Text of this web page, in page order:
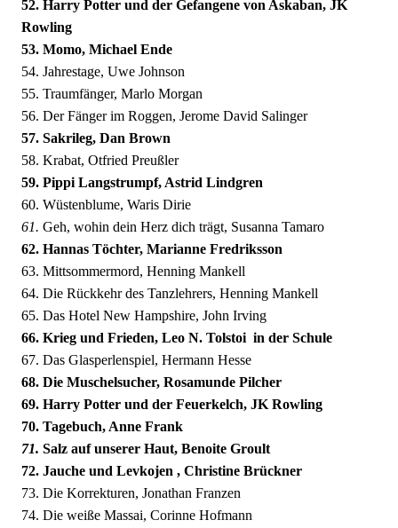
52. Harry Potter und der Gefangene von Askaban, JK
Rowling
53. Momo, Michael Ende
54. Jahrestage, Uwe Johnson
55. Traumfänger, Marlo Morgan
56. Der Fänger im Roggen, Jerome David Salinger
57. Sakrileg, Dan Brown
58. Krabat, Otfried Preußler
59. Pippi Langstrumpf, Astrid Lindgren
60. Wüstenblume, Waris Dirie
61. Geh, wohin dein Herz dich trägt, Susanna Tamaro
62. Hannas Töchter, Marianne Fredriksson
63. Mittsommermord, Henning Mankell
64. Die Rückkehr des Tanzlehrers, Henning Mankell
65. Das Hotel New Hampshire, John Irving
66. Krieg und Frieden, Leo N. Tolstoi  in der Schule
67. Das Glasperlenspiel, Hermann Hesse
68. Die Muschelsucher, Rosamunde Pilcher
69. Harry Potter und der Feuerkelch, JK Rowling
70. Tagebuch, Anne Frank
71. Salz auf unserer Haut, Benoite Groult
72. Jauche und Levkojen , Christine Brückner
73. Die Korrekturen, Jonathan Franzen
74. Die weiße Massai, Corinne Hofmann